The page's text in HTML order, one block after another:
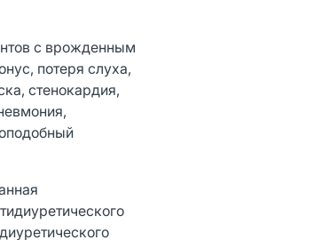
с врожденным
потеря слуха,
стенокардия,